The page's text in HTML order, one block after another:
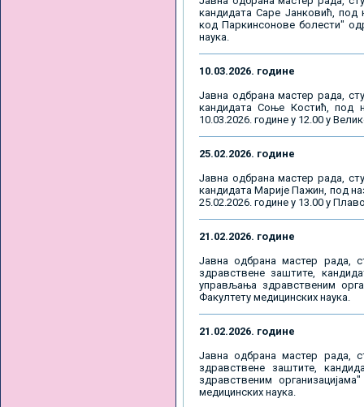
кандидата Саре Јанковић, под
код Паркинсонове болести"
наука.
10.03.2026. године
Јавна одбрана мастер рада,
кандидата Соње Костић, под
10.03.2026. године у 12.00 у
25.02.2026. године
Јавна одбрана мастер рада,
кандидата Марије Пажин, под
25.02.2026. године у 13.00 у
21.02.2026. године
Јавна одбрана мастер рада,
здравствене заштите,
управљања здравственим
Факултету медицинских наука.
21.02.2026. године
Јавна одбрана мастер рада,
здравствене заштите,
здравственим
медицинских наука.